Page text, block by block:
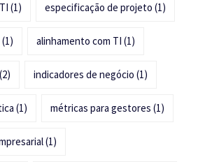
(1) especificação de projeto (1)
(1) alinhamento com TI (1)
(2) indicadores de negócio (1)
(1) métricas para gestores (1)
(1)